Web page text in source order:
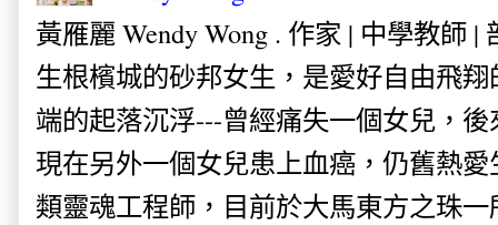
黃雁麗 Wendy Wong . 作家 | 中學教師 |
生根檳城的砂邦女生，是愛好自由飛
端的起落沉浮---曾經痛失一個女兒，
現在另外一個女兒患上血癌，仍舊熱
類靈魂工程師，目前於大馬東方之珠